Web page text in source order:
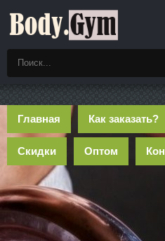
Главная Как заказать?
Скидки Оптом